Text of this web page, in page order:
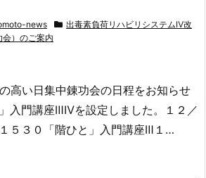
news
出毒素負荷リハビリシステムⅣ改
）のご案内
高い日集中錬功会の日程をお知らせ
入門講座ⅢⅣを設定しました。１２／
５３０「階ひと」入門講座Ⅲ１…